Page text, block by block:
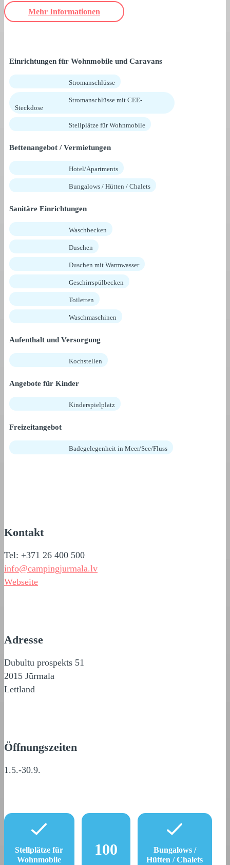
Mehr Informationen
Einrichtungen für Wohnmobile und Caravans
Stromanschlüsse
Stromanschlüsse mit CEE-
Steckdose
Stellplätze für Wohnmobile
Bettenangebot / Vermietungen
Hotel/Apartments
Bungalows / Hütten / Chalets
Sanitäre Einrichtungen
Waschbecken
Duschen
Duschen mit Warmwasser
Geschirrspülbecken
Toiletten
Waschmaschinen
Aufenthalt und Versorgung
Kochstellen
Angebote für Kinder
Kinderspielplatz
Freizeitangebot
Badegelegenheit in Meer/See/Fluss
Kontakt
Tel: +371 26 400 500
info@campingjurmala.lv
Webseite
Adresse
Dubultu prospekts 51
2015 Jūrmala
Lettland
Öffnungszeiten
1.5.-30.9.
Stellplätze für
Wohnmobile
100
Bungalows /
Hütten / Chalets